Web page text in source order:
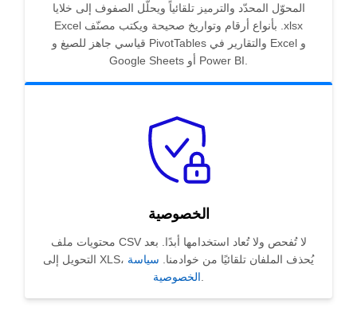
المحوّل المحدّد والترميز تلقائياً ويحلّل الصفوف إلى خلايا
Excel بأنواع أرقام وتواريخ صحيحة ويكتب مصنّف .xlsx
قياسي جاهز للصيغ و PivotTables والتقارير في Excel و
Google Sheets أو Power BI.
الخصوصية
محتويات ملف CSV لا تُفحص ولا تُعاد استخدامها أبدًا. بعد
التحويل إلى XLS، يُحذف الملفان تلقائيًا من خوادمنا. سياسة
الخصوصية